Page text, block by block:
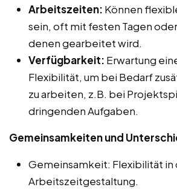
Arbeitszeiten: Können
sein, oft mit festen Tagen
denen gearbeitet wird.
Verfügbarkeit: Erwartung
Flexibilität, um bei Bedarf
zu arbeiten, z.B. bei
dringenden Aufgaben.
Gemeinsamkeiten und
Gemeinsamkeit: Flexibilität in
Arbeitszeitgestaltung.